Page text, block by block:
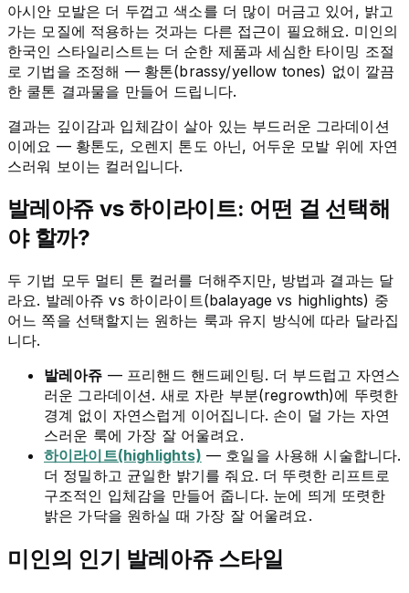
아시안 모발은 더 두껍고 색소를 더 많이 머금고 있어, 밝고
가는 모질에 적용하는 것과는 다른 접근이 필요해요. 미인의
한국인 스타일리스트는 더 순한 제품과 세심한 타이밍 조절
로 기법을 조정해 — 황톤(brassy/yellow tones) 없이 깔끔
한 쿨톤 결과물을 만들어 드립니다.
결과는 깊이감과 입체감이 살아 있는 부드러운 그라데이션
이에요 — 황톤도, 오렌지 톤도 아닌, 어두운 모발 위에 자연
스러워 보이는 컬러입니다.
발레아쥬 vs 하이라이트: 어떤 걸 선택해
야 할까?
두 기법 모두 멀티 톤 컬러를 더해주지만, 방법과 결과는 달
라요. 발레아쥬 vs 하이라이트(balayage vs highlights) 중
어느 쪽을 선택할지는 원하는 룩과 유지 방식에 따라 달라집
니다.
발레아쥬 — 프리핸드 핸드페인팅. 더 부드럽고 자연스
러운 그라데이션. 새로 자란 부분(regrowth)에 뚜렷한
경계 없이 자연스럽게 이어집니다. 손이 덜 가는 자연
스러운 룩에 가장 잘 어울려요.
하이라이트(highlights) — 호일을 사용해 시술합니다.
더 정밀하고 균일한 밝기를 줘요. 더 뚜렷한 리프트로
구조적인 입체감을 만들어 줍니다. 눈에 띄게 또렷한
밝은 가닥을 원하실 때 가장 잘 어울려요.
미인의 인기 발레아쥬 스타일